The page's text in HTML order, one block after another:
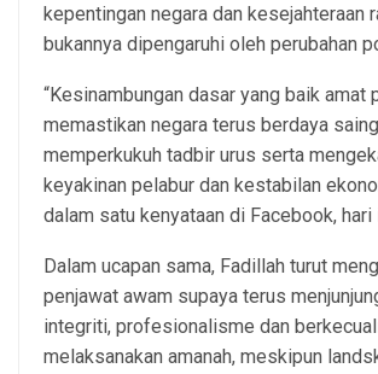
kepentingan negara dan kesejahteraan
bukannya dipengaruhi oleh perubahan
“Kesinambungan dasar yang baik amat
memastikan negara terus berdaya
memperkukuh tadbir urus serta
keyakinan pelabur dan kestabilan
dalam satu kenyataan di Facebook, hari
Dalam ucapan sama, Fadillah turut
penjawat awam supaya terus
integriti, profesionalisme dan
melaksanakan amanah, meskipun